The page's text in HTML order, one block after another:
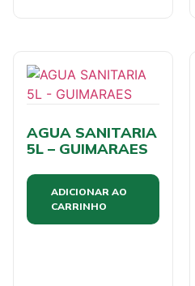
AGUA SANITARIA
5L – GUIMARAES
ADICIONAR AO
CARRINHO